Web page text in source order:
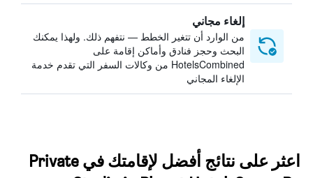
إلغاء مجاني
من الوارد أن تتغير الخطط — نتفهم ذلك. ولهذا يمكنك
البحث وحجز فنادق وأماكن إقامة على
HotelsCombined من وكالات السفر التي تقدم خدمة
الإلغاء المجاني
اعثر على نتائج أفضل لإقامتك في Private